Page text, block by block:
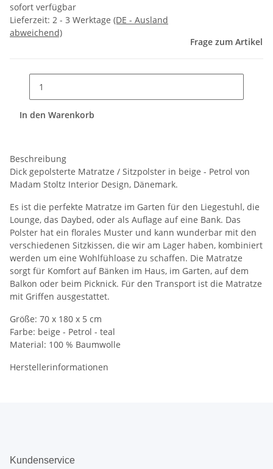
sofort verfügbar
Lieferzeit: 2 - 3 Werktage (DE - Ausland
abweichend)
Frage zum Artikel
In den Warenkorb
Beschreibung
Dick gepolsterte Matratze / Sitzpolster in beige - Petrol von
Madam Stoltz Interior Design, Dänemark.
Es ist die perfekte Matratze im Garten für den Liegestuhl, die
Lounge, das Daybed, oder als Auflage auf eine Bank. Das
Polster hat ein florales Muster und kann wunderbar mit den
verschiedenen Sitzkissen, die wir am Lager haben, kombiniert
werden um eine Wohlfühloase zu schaffen. Die Matratze
sorgt für Komfort auf Bänken im Haus, im Garten, auf dem
Balkon oder beim Picknick. Für den Transport ist die Matratze
mit Griffen ausgestattet.
Größe: 70 x 180 x 5 cm
Farbe: beige - Petrol - teal
Material: 100 % Baumwolle
Herstellerinformationen
Kundenservice